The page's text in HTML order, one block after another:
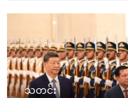
သတင်း